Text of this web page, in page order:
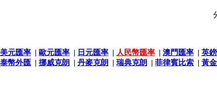
美元匯率 | 歐元匯率 | 日元匯率 | 人民幣匯率 | 澳門匯率 | 英
泰幣外匯 | 挪威克朗 | 丹麥克朗 | 瑞典克朗 | 菲律賓比索 | 黃